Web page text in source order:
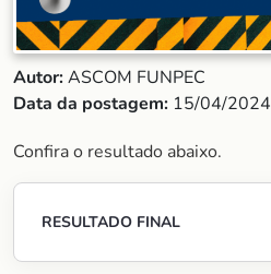
Autor:ASCOM FUNPEC
Data da postagem: 15/04/2024
Confira o resultado abaixo.
RESULTADO FINAL